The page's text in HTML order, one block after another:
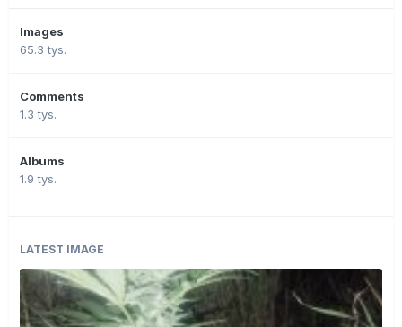
Images
65.3 tys.
Comments
1.3 tys.
Albums
1.9 tys.
LATEST IMAGE